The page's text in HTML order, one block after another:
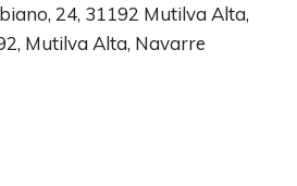
24, 31192 Mutilva Alta,
Mutilva Alta, Navarre